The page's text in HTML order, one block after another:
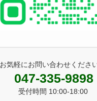
お気軽にお問い合わせください
047-335-9898
受付時間 10:00-18:00